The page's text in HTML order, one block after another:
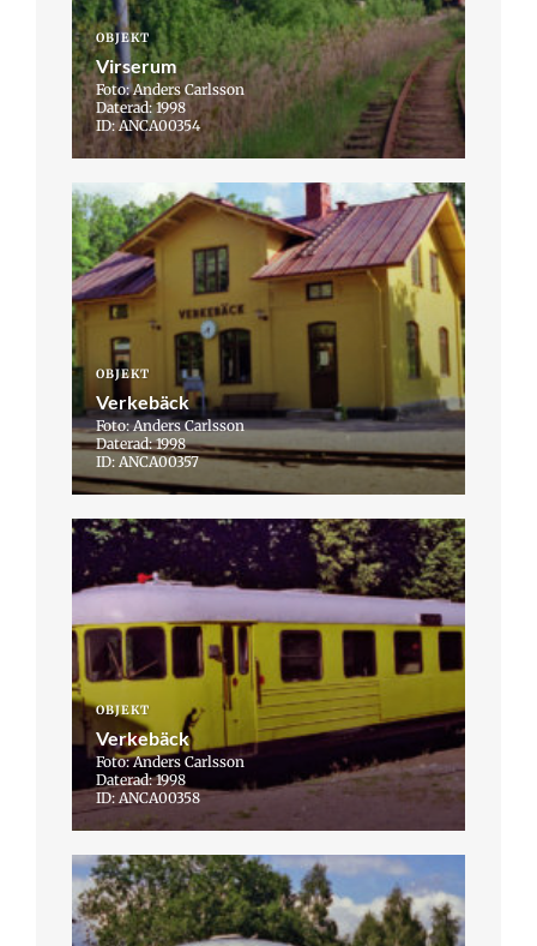
OBJEKT
Virserum
Foto: Anders Carlsson
Daterad: 1998
ID: ANCA00354
OBJEKT
Verkebäck
Foto: Anders Carlsson
Daterad: 1998
ID: ANCA00357
OBJEKT
Verkebäck
Foto: Anders Carlsson
Daterad: 1998
ID: ANCA00358